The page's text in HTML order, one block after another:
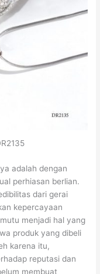
adalah dengan
perhiasan berlian.
dari gerai
kepercayaan
menjadi hal yang
produk yang dibeli
karena itu,
reputasi dan
membuat